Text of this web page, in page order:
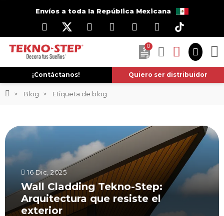
Envíos a toda la República Mexicana
0
¡Contáctanos! Quiero ser distribuidor
Blog Etiqueta de blog
16 Dic, 2025
Wall Cladding Tekno-Step:
Arquitectura que resiste el
exterior